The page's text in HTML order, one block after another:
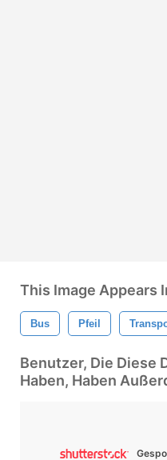
This Image Appears
Bus Pfeil
Benutzer, Die Diese
Haben, Haben